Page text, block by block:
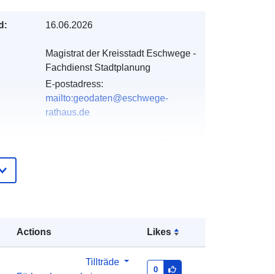
Actions Likes
Tillträde
0
16.06.2026
Magistrat der Kreisstadt Eschwege -
Fachdienst Stadtplanung
E-postadress:
mailto:geodaten@eschwege-
rathaus.de
10.0543, 51.1886 ], [ 10.0543,
51.1882 ], [ 10.0537, 51.1882 ], [
10.0537, 51.1886 ] ]